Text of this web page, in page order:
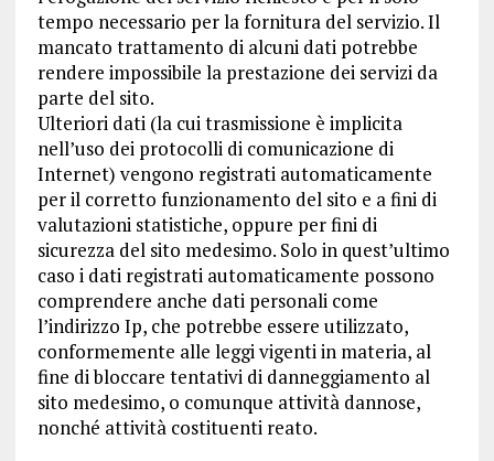
tempo necessario per la fornitura del servizio. Il
mancato trattamento di alcuni dati potrebbe
rendere impossibile la prestazione dei servizi da
parte del sito.
Ulteriori dati (la cui trasmissione è implicita
nell’uso dei protocolli di comunicazione di
Internet) vengono registrati automaticamente
per il corretto funzionamento del sito e a fini di
valutazioni statistiche, oppure per fini di
sicurezza del sito medesimo. Solo in quest’ultimo
caso i dati registrati automaticamente possono
comprendere anche dati personali come
l’indirizzo Ip, che potrebbe essere utilizzato,
conformemente alle leggi vigenti in materia, al
fine di bloccare tentativi di danneggiamento al
sito medesimo, o comunque attività dannose,
nonché attività costituenti reato.